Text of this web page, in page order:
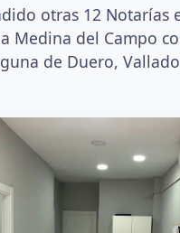
otras 12 Notarías
Medina del Campo
de Duero,